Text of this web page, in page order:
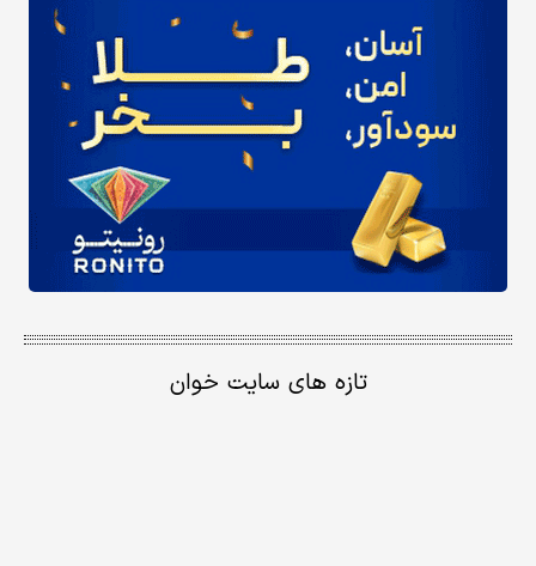
تازه های سایت خوان